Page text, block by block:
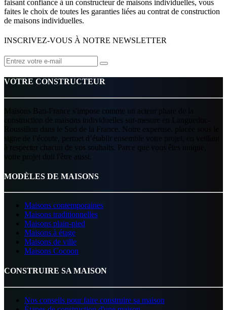
faisant confiance à un constructeur de maisons individuelles, vous
faites le choix de toutes les garanties liées au contrat de construction
de maisons individuelles.
INSCRIVEZ-VOUS À NOTRE NEWSLETTER
VOTRE CONSTRUCTEUR
Maisons Bati-France s'impose comme un acteur phare de la
construction de maisons individuelles sur-mesure en Languedoc-
Roussillon dans le Sud de la France. Notre expertise, placée sous le
signe de l’écoute, permet d’établir ensemble votre projet, en veillant
à respecter chacun de vos souhaits. Parce que vous êtes unique,
votre projet doit l'être aussi.
MODÈLES DE MAISONS
Maisons contemporaines
Maisons traditionnelles
Maisons plain-pied
Maisons à étage
Maisons de ville
Maisons Cocoon
CONSTRUIRE SA MAISON
Nos conseils pour faire construire sa maison